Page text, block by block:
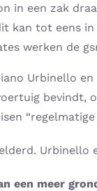
in een zak
kan tot eens
werken de
Urbinello en
bevindt,
Urbinello
een meer